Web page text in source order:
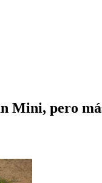
Mini, pero